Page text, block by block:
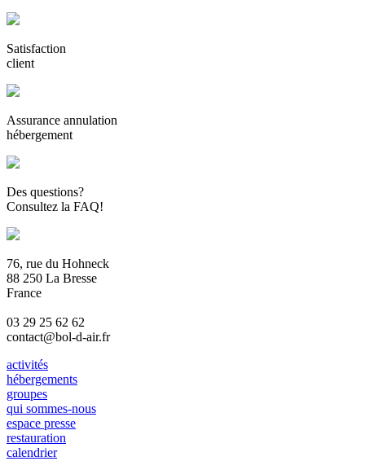
Satisfaction
client
Assurance annulation
hébergement
Des questions?
Consultez la FAQ!
76, rue du Hohneck
88 250 La Bresse
France
03 29 25 62 62
contact@bol-d-air.fr
activités
hébergements
groupes
qui sommes-nous
espace presse
restauration
calendrier